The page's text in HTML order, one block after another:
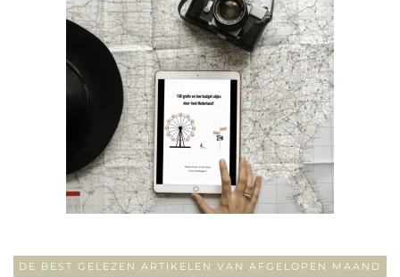
DE BEST GELEZEN ARTIKELEN VAN AFGELOPEN MAAND